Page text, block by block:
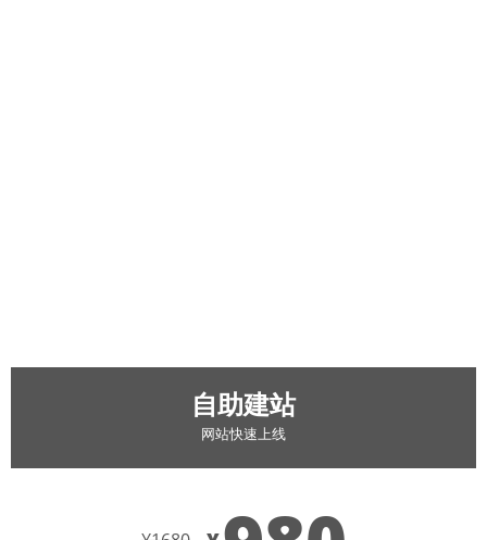
自助建站
网站快速上线